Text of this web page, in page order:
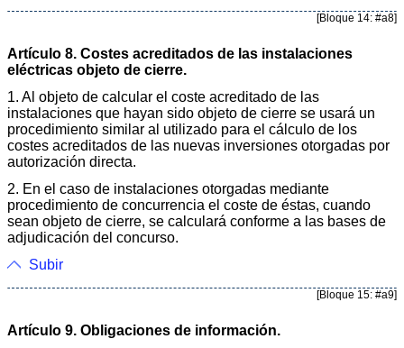
[Bloque 14: #a8]
Artículo 8. Costes acreditados de las instalaciones
eléctricas objeto de cierre.
1. Al objeto de calcular el coste acreditado de las
instalaciones que hayan sido objeto de cierre se usará un
procedimiento similar al utilizado para el cálculo de los
costes acreditados de las nuevas inversiones otorgadas por
autorización directa.
2. En el caso de instalaciones otorgadas mediante
procedimiento de concurrencia el coste de éstas, cuando
sean objeto de cierre, se calculará conforme a las bases de
adjudicación del concurso.
Subir
[Bloque 15: #a9]
Artículo 9. Obligaciones de información.